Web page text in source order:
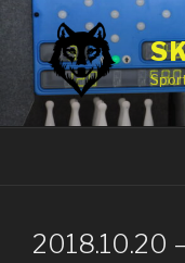
springen
2018.10.20